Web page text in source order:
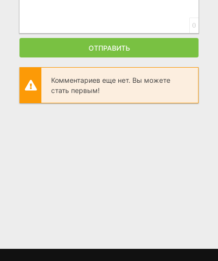
0
ОТПРАВИТЬ
Комментариев еще нет. Вы можете
стать первым!